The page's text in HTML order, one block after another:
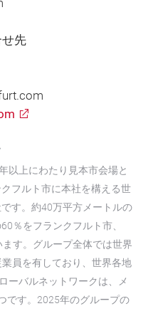
先
以上にわたり見本市会場と
フルト市に本社を構える世
す。約40万平方メートルの
％をフランクフルト市、
す。グループ全体では世界
員を有しており、世界各地
ーバルネットワークは、メ
です。2025年のグループの